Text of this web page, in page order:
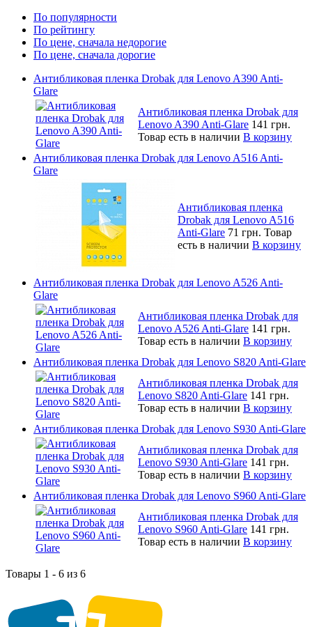
По популярности
По рейтингу
По цене, сначала недорогие
По цене, сначала дорогие
Антибликовая пленка Drobak для Lenovo A390 Anti-
Glare
Антибликовая пленка Drobak для
Lenovo A390 Anti-Glare 141 грн.
Товар есть в наличии В корзину
Антибликовая пленка Drobak для Lenovo A516 Anti-
Glare
Антибликовая пленка
Drobak для Lenovo A516
Anti-Glare 71 грн. Товар
есть в наличии В корзину
Антибликовая пленка Drobak для Lenovo A526 Anti-
Glare
Антибликовая пленка Drobak для
Lenovo A526 Anti-Glare 141 грн.
Товар есть в наличии В корзину
Антибликовая пленка Drobak для Lenovo S820 Anti-Glare
Антибликовая пленка Drobak для
Lenovo S820 Anti-Glare 141 грн.
Товар есть в наличии В корзину
Антибликовая пленка Drobak для Lenovo S930 Anti-Glare
Антибликовая пленка Drobak для
Lenovo S930 Anti-Glare 141 грн.
Товар есть в наличии В корзину
Антибликовая пленка Drobak для Lenovo S960 Anti-Glare
Антибликовая пленка Drobak для
Lenovo S960 Anti-Glare 141 грн.
Товар есть в наличии В корзину
Товары 1 - 6 из 6